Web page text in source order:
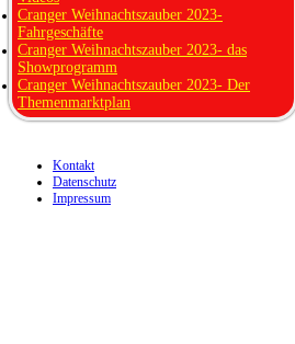
Cranger Weihnachtszauber 2023-
Fahrgeschäfte
Cranger Weihnachtszauber 2023- das
Showprogramm
Cranger Weihnachtszauber 2023- Der
Themenmarktplan
Kontakt
Datenschutz
Impressum